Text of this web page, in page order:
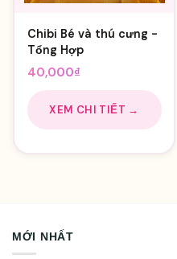
Chibi Bé và thú cưng -
Tổng Hợp
40,000₫
XEM CHI TIẾT →
MỚI NHẤT